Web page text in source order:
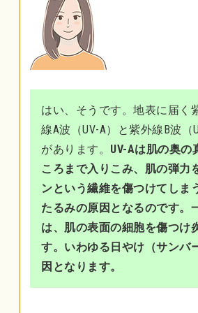
はい、そうです。地表に届く
線A波（UV-A）と紫外線B波（
があります。 UV-Aは肌の奥の
ころまで入りこみ、肌の弾力
ンという繊維を傷つけてしま
たるみの原因となるのです。
は、肌の表面の細胞を傷つけ
す。いわゆる日やけ（サンバ
因となります。